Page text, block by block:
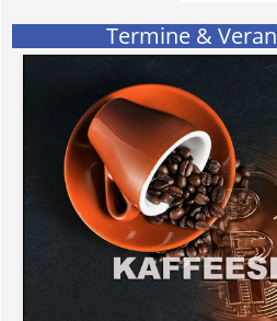
Termine &